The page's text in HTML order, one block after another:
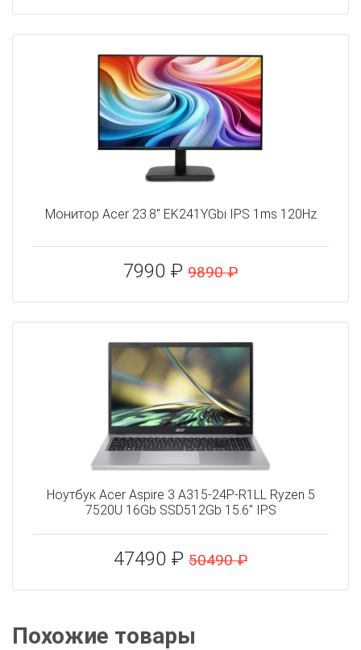
Монитор Acer 23.8" EK241YGbi IPS 1ms 120Hz
7990 ₽ 9890 ₽
Ноутбук Acer Aspire 3 A315-24P-R1LL Ryzen 5
7520U 16Gb SSD512Gb 15.6" IPS
47490 ₽ 50490 ₽
Похожие товары